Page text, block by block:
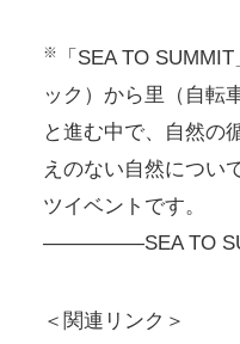
※
「SEA TO
ック）から里（自転
と進む中で、自然の
えのない自然につい
ツイベントです。
—————SEA TO
＜関連リンク＞